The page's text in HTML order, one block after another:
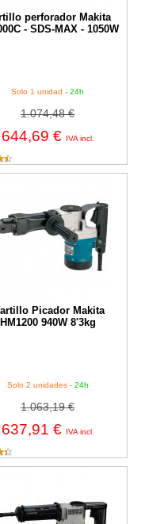
perforador Makita
- SDS-MAX - 1050W
Solo 1 unidad - 24h
1.074,48 €
644,69 € IVA incl.
Picador Makita
HM1200 940W 8'3kg
Solo 2 unidades- 24h
1.063,19 €
637,91 € IVA incl.
Picador Makita HM1200
Picador Makita HK1810